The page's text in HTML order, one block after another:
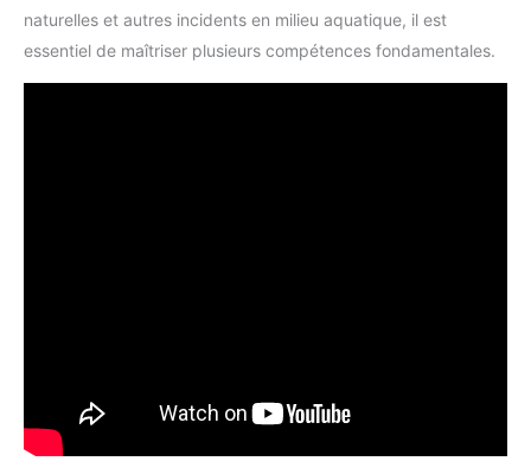
naturelles et autres incidents en milieu aquatique, il est
essentiel de maîtriser plusieurs compétences fondamentales.